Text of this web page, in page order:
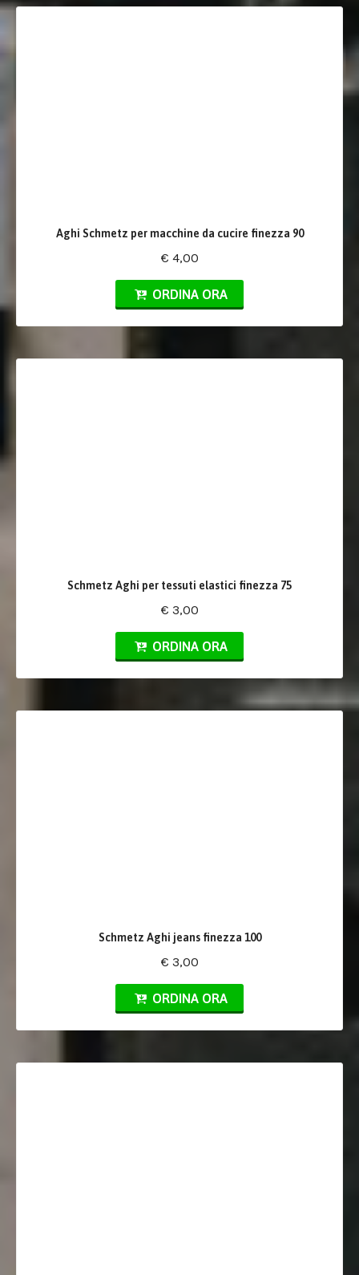
Aghi Schmetz per macchine da cucire finezza 90
€ 4,00
ORDINA ORA
Schmetz Aghi per tessuti elastici finezza 75
€ 3,00
ORDINA ORA
Schmetz Aghi jeans finezza 100
€ 3,00
ORDINA ORA